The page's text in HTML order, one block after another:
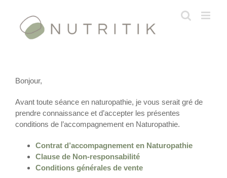
contenu
Bonjour,
Avant toute séance en naturopathie, je vous serait gré de
prendre connaissance et d’accepter les présentes
conditions de l’accompagnement en Naturopathie.
Contrat d’accompagnement en Naturopathie
Clause de Non-responsabilité
Conditions générales de vente